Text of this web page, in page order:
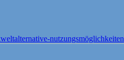
Schlagwörter
alternative-nutzungsmöglichkeiten